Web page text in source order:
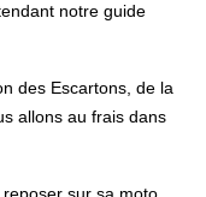
notre guide
des Escartons, de la
allons au frais dans